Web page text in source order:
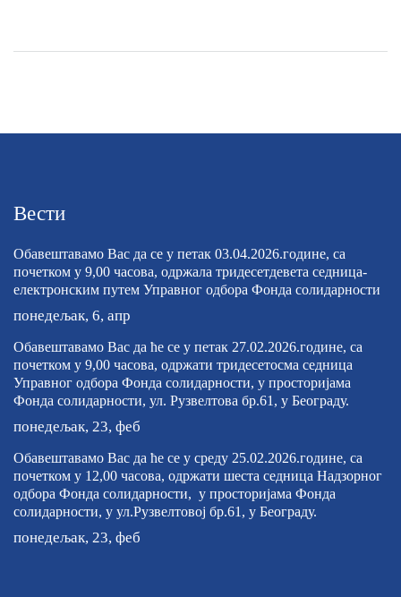
Вести
Обавештавамо Вас да се у петак 03.04.2026.године, са
почетком у 9,00 часова, одржала тридесетдевета седница-
електронским путем Управног одбора Фонда солидарности
понедељак, 6, апр
Обавештавамо Вас да ће се у петак 27.02.2026.године, са
почетком у 9,00 часова, одржати тридесетосма седница
Управног одбора Фонда солидарности, у просторијама
Фонда солидарности, ул. Рузвелтова бр.61, у Београду.
понедељак, 23, феб
Обавештавамо Вас да ће се у среду 25.02.2026.године, са
почетком у 12,00 часова, одржати шеста седница Надзорног
одбора Фонда солидарности, у просторијама Фонда
солидарности, у ул.Рузвелтовој бр.61, у Београду.
понедељак, 23, феб